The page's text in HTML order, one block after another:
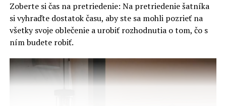
Zoberte si čas na pretriedenie: Na pretriedenie šatníka
si vyhraďte dostatok času, aby ste sa mohli pozrieť na
všetky svoje oblečenie a urobiť rozhodnutia o tom, čo s
ním budete robiť.